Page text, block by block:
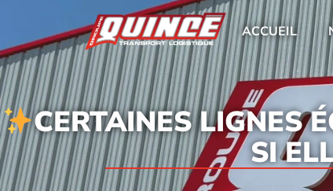
ACCUEIL
CERTAINES LIGNES
SI